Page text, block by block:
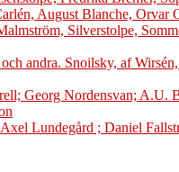
August Blanche, Orvar
Silverstolpe,
andra. Snoilsky, af
Georg Nordensvan; A.U.
Lundegård ; Daniel